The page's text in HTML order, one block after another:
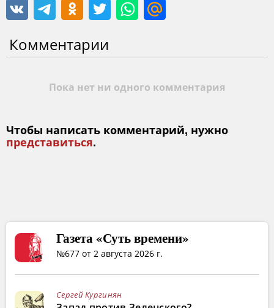
Комментарии
Пока нет ни одного комментария
Чтобы написать комментарий, нужно
представиться.
Газета «Суть времени»
№677 от 2 августа 2026 г.
Сергей Кургинян